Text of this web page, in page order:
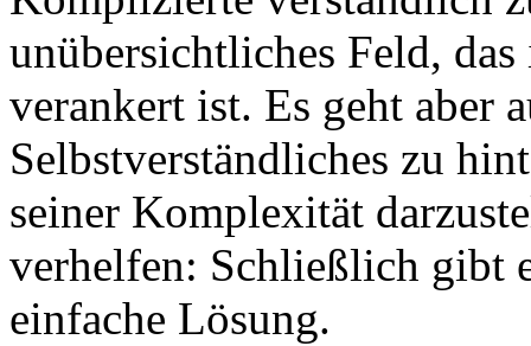
unübersichtliches Feld,
verankert ist. Es geht aber
Selbstverständliches zu
seiner Komplexität
verhelfen: Schließlich gibt
einfache Lösung.